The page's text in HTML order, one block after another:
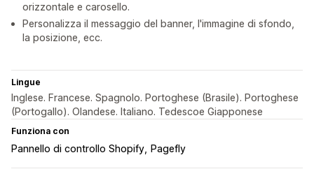
orizzontale e carosello.
Personalizza il messaggio del banner, l'immagine di sfondo,
la posizione, ecc.
Lingue
Inglese. Francese. Spagnolo. Portoghese (Brasile). Portoghese
(Portogallo). Olandese. Italiano. Tedescoe Giapponese
Funziona con
Pannello di controllo Shopify Pagefly